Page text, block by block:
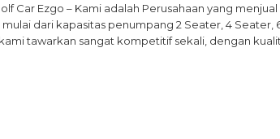
Car Ezgo – Kami adalah Perusahaan yang
mulai dari kapasitas penumpang 2 Seater, 4
tawarkan sangat kompetitif sekali, dengan